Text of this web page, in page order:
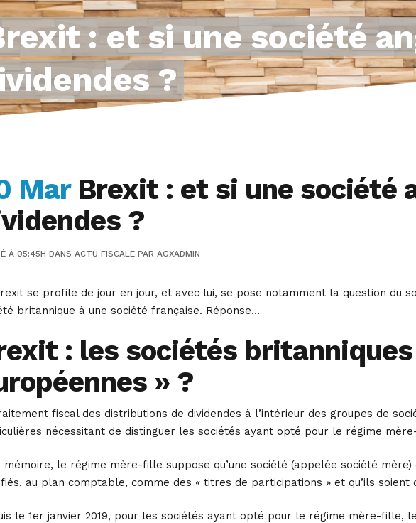
: et si une société
?
MarBrexit : et si une société
?
À 05:45H DANS ACTU FISCALE PAR AGXADMIN
se profile de jour en jour, et avec lui, se pose notamment la question du
britannique à une société française. Réponse…
: les sociétés
» ?
fiscal des distributions de dividendes à l’intérieur des groupes de
nécessitant de distinguer les sociétés ayant opté pour le régime
mémoire, le régime mère-fille suppose qu’une société (appelée société
au plan comptable, comme des « titres de participations » et qu’ils soient
le 1er janvier 2019, pour les sociétés ayant opté pour le régime mère-fille,